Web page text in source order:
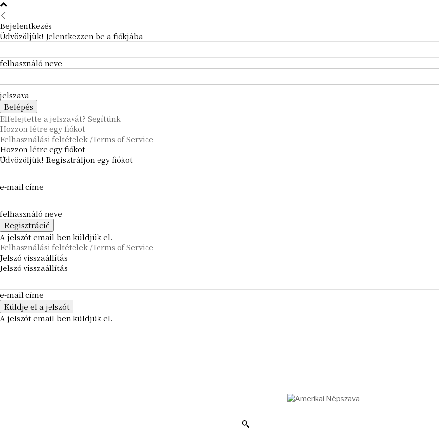
Bejelentkezés
Üdvözöljük! Jelentkezzen be a fiókjába
felhasználó neve
jelszava
Elfelejtette a jelszavát? Segítünk
Hozzon létre egy fiókot
Felhasználási feltételek /Terms of Service
Hozzon létre egy fiókot
Üdvözöljük! Regisztráljon egy fiókot
e-mail címe
felhasználó neve
A jelszót email-ben küldjük el.
Felhasználási feltételek /Terms of Service
Jelszó visszaállítás
Jelszó visszaállítás
e-mail címe
A jelszót email-ben küldjük el.